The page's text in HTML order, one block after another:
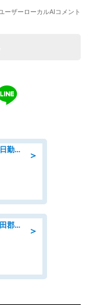
＞
経理/病院での経理事務のお仕事/即日勤務可/車通勤可/経理/一般事務
＞
介護職・ヘルパー/デイサービス/額田郡幸田町/JR東海道本線 幸田/愛知県